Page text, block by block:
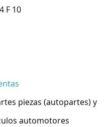
F 10
piezas (autopartes) y
automotores